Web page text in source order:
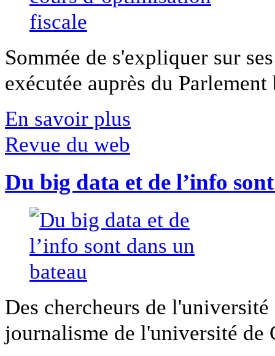
Sommée de s'expliquer sur
exécutée auprès du
En savoir plus
Revue du web
Du big data et de l’info
Des chercheurs de
journalisme de l'université